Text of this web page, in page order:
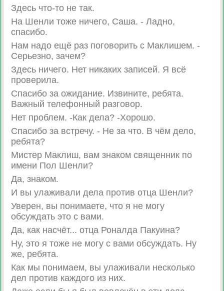
Здесь что-то не так.
На Шенли тоже ничего, Саша. - Ладно,
спасибо.
Нам надо ещё раз поговорить с Маклишем. -
Серьезно, зачем?
Здесь ничего. Нет никаких записей. Я всё
проверила.
Спасибо за ожидание. Извините, ребята.
Важный телефонный разговор.
Нет проблем. -Как дела? -Хорошо.
Спасибо за встречу. - Не за что. В чём дело,
ребята?
Мистер Маклиш, вам знаком священник по
имени Пол Шенли?
Да, знаком.
И вы улаживали дела против отца Шенли?
Уверен, вы понимаете, что я не могу
обсуждать это с вами.
Да, как насчёт... отца Роналда Пакуина?
Ну, это я тоже не могу с вами обсуждать. Ну
же, ребята.
Как мы понимаем, вы улаживали несколько
дел против каждого из них.